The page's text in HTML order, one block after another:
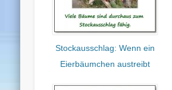
Stockausschlag: Wenn ein
Eierbäumchen austreibt